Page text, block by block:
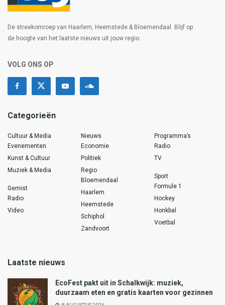
De streekomroep van Haarlem, Heemstede & Bloemendaal. Blijf op
de hoogte van het laatste nieuws uit jouw regio.
VOLG ONS OP
Categorieën
Cultuur & Media
Evenementen
Kunst & Cultuur
Muziek & Media
Gemist
Radio
Video
Nieuws
Economie
Politiek
Regio
Bloemendaal
Haarlem
Heemstede
Schiphol
Zandvoort
Programma’s
Radio
TV
Sport
Formule 1
Hockey
Honkbal
Voetbal
Laatste nieuws
EcoFest pakt uit in Schalkwijk: muziek,
duurzaam eten en gratis kaarten voor gezinnen